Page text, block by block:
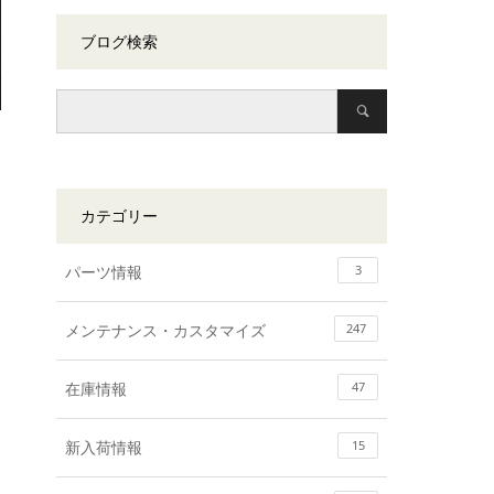
ブログ検索
カテゴリー
パーツ情報 3
メンテナンス・カスタマイズ 247
在庫情報 47
新入荷情報 15